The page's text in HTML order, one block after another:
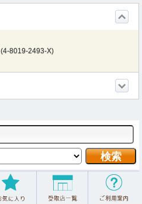
(4-8019-2493-X)